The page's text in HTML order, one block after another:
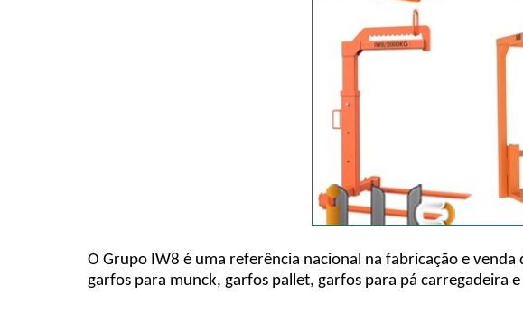
O Grupo IW8 é uma referência nacional na fabricação e
garfos para munck, garfos pallet, garfos para pá carregadeira